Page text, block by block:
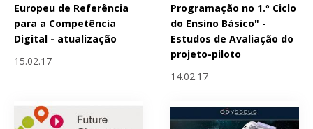
Europeu de Referência
para a Competência
Digital - atualização
15.02.17
Programação no 1.º Ciclo
do Ensino Básico" -
Estudos de Avaliação do
projeto-piloto
14.02.17